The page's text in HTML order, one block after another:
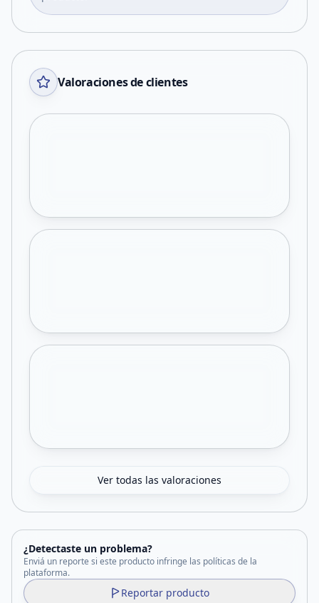
Valoraciones de clientes
Ver todas las valoraciones
¿Detectaste un problema?
Enviá un reporte si este producto infringe las políticas de la
plataforma.
Reportar producto